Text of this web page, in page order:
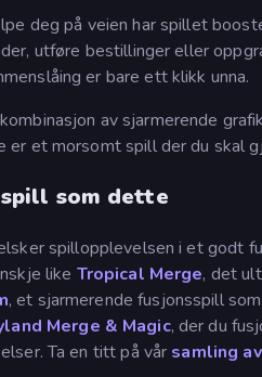
deg på veien har spillet
utføre bestillinger eller
er bare ett klikk unna.
av sjarmerende
er et morsomt spill der du skal
som dette
spillopplevelsen i et godt
like Tropical Merge, det
, et sjarmerende fusjonsspill
Merge & Magic, der du
Ta en titt på vår samling